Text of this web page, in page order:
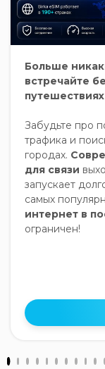
Больше
встречайте
Забудьте про
трафика и
городах.
для связи
запускает
самых
интернет в
ограничен!